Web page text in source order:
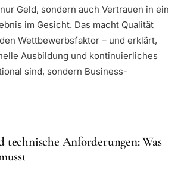
Geld, sondern auch Vertrauen in ein
im Gesicht. Das macht Qualität
Wettbewerbsfaktor – und erklärt,
Ausbildung und kontinuierliches
sind, sondern Business-
technische Anforderungen: Was